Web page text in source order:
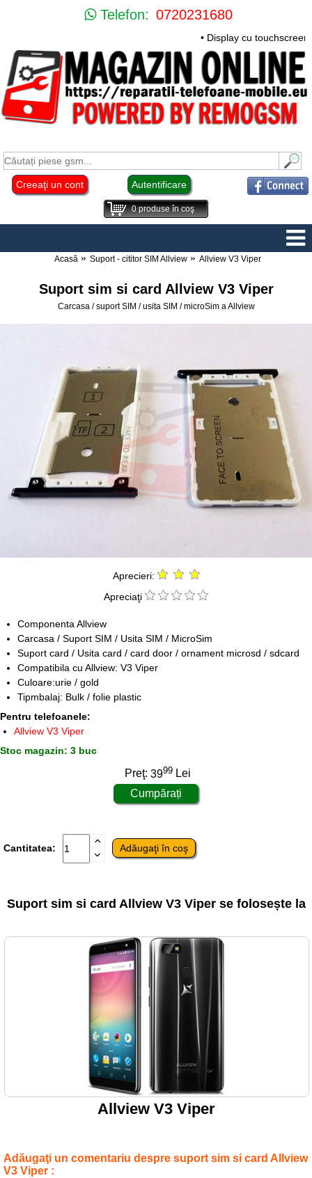
Telefon: 0720231680
• Display cu
Creeaţi un cont Autentificare
0produse în coş
Acasă Suport - cititor SIM Allview Allview V3 Viper
Suport sim si card Allview V3 Viper
Carcasa / suport SIM / usita SIM / microSim a Allview
Aprecieri:
Apreciaţi
Componenta Allview
Carcasa / Suport SIM / Usita SIM / MicroSim
Suport card / Usita card / card door / ornament microsd / sdcard
Compatibila cu Allview: V3 Viper
Culoare:urie / gold
Tipmbalaj: Bulk / folie plastic
Pentru telefoanele:
Allview V3 Viper
Stoc magazin: 3 buc
Preţ: 3999 Lei
Cantitatea:
Suport sim si card Allview V3 Viper se folosește la
Allview V3 Viper
Adăugaţi un comentariu despre suport sim si card Allview
V3 Viper :